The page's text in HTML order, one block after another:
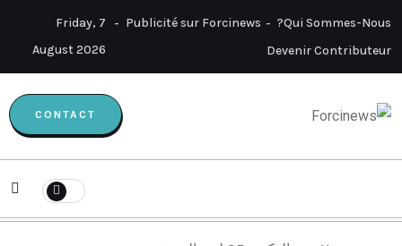
Qui Sommes-Nous?
Publicité sur Forcinews
Devenir Contributeur
Friday, 7
August 2026
CONTACT